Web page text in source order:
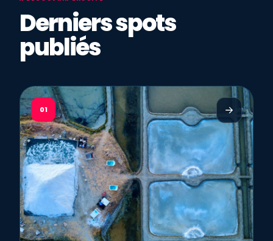
Derniers spots
publiés
01